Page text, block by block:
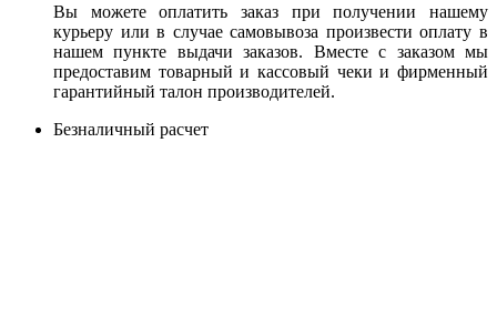
Вы можете оплатить заказ при получении нашему
курьеру или в случае самовывоза произвести оплату в
нашем пункте выдачи заказов. Вместе с заказом мы
предоставим товарный и кассовый чеки и фирменный
гарантийный талон производителей.
Безналичный расчет